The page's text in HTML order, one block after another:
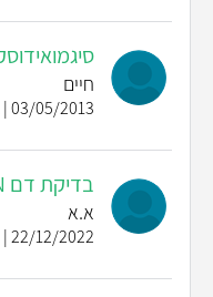
חיים
03/05/2013 | 09:51
בדיקת דם C-REACTIVE PROTEIN
א.א
22/12/2022 | 22:02